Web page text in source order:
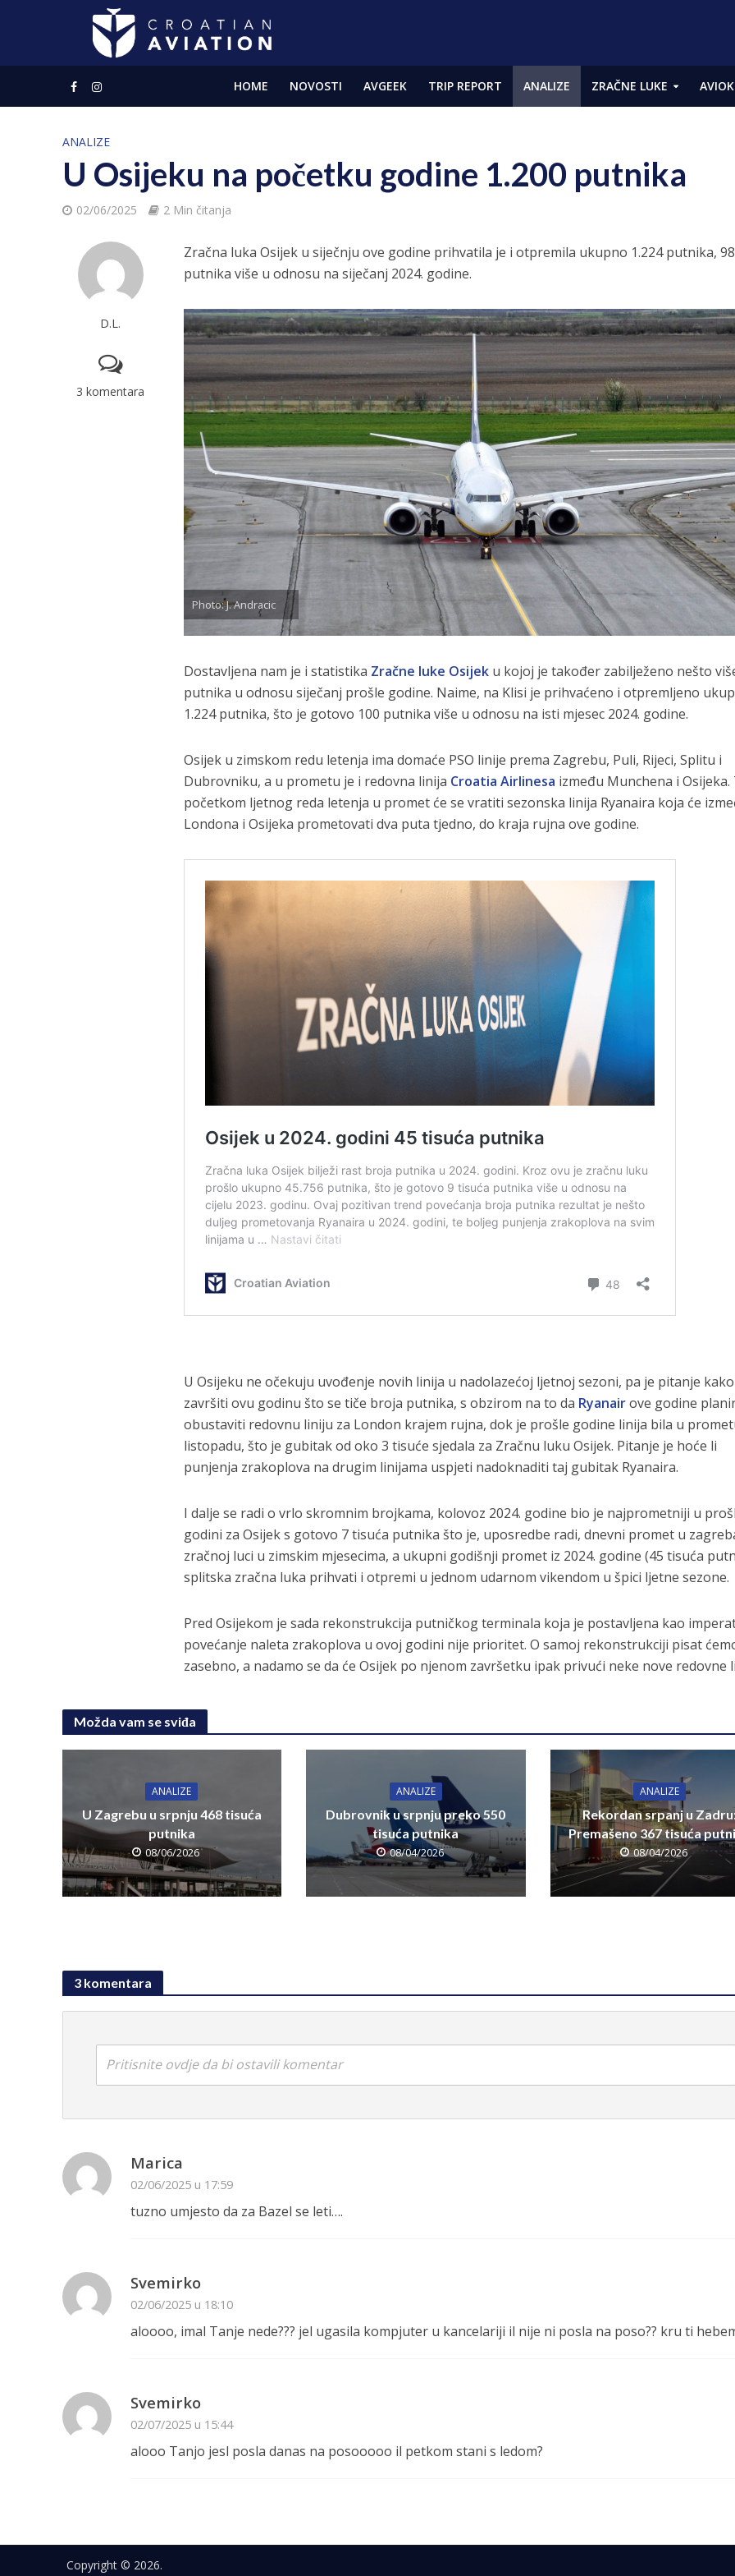
HOME NOVOSTI AVGEEK TRIP REPORT ANALIZE ZRAČNE LUKE
ANALIZE
U Osijeku na početku godine 1.200 putnika
02/06/2025 2 Min čitanja
D.L.
3 komentara
Zračna luka Osijek u siječnju ove godine prihvatila je i otpremila ukupno 1.224 putnika, 98
putnika više u odnosu na siječanj 2024. godine.
Photo: J. Andracic
Dostavljena nam je i statistika Zračne luke Osijek u kojoj je također zabilježeno nešto
putnika u odnosu siječanj prošle godine. Naime, na Klisi je prihvaćeno i otpremljeno
1.224 putnika, što je gotovo 100 putnika više u odnosu na isti mjesec 2024. godine.
Osijek u zimskom redu letenja ima domaće PSO linije prema Zagrebu, Puli, Rijeci, Splitu i
Dubrovniku, a u prometu je i redovna linija Croatia Airlinesa između Munchena i Osijeka.
početkom ljetnog reda letenja u promet će se vratiti sezonska linija Ryanaira koja će
Londona i Osijeka prometovati dva puta tjedno, do kraja rujna ove godine.
U Osijeku ne očekuju uvođenje novih linija u nadolazećoj ljetnoj sezoni, pa je pitanje
završiti ovu godinu što se tiče broja putnika, s obzirom na to da Ryanairove godine
obustaviti redovnu liniju za London krajem rujna, dok je prošle godine linija bila u
listopadu, što je gubitak od oko 3 tisuće sjedala za Zračnu luku Osijek. Pitanje je hoće li
punjenja zrakoplova na drugim linijama uspjeti nadoknaditi taj gubitak Ryanaira.
I dalje se radi o vrlo skromnim brojkama, kolovoz 2024. godine bio je najprometniji u
godini za Osijek s gotovo 7 tisuća putnika što je, uposredbe radi, dnevni promet u
zračnoj luci u zimskim mjesecima, a ukupni godišnji promet iz 2024. godine (45 tisuća
splitska zračna luka prihvati i otpremi u jednom udarnom vikendom u špici ljetne sezone.
Pred Osijekom je sada rekonstrukcija putničkog terminala koja je postavljena kao
povećanje naleta zrakoplova u ovoj godini nije prioritet. O samoj rekonstrukciji pisat
zasebno, a nadamo se da će Osijek po njenom završetku ipak privući neke nove redovne
Možda vam se sviđa
ANALIZE
U Zagrebu u srpnju 468 tisuća
putnika
08/06/2026
ANALIZE
Dubrovnik u srpnju preko 550
tisuća putnika
08/04/2026
ANALIZE
Rekordan srpanj u
Premašeno 367 tisuća
08/04/2026
3 komentara
Pritisnite ovdje da bi ostavili komentar
Marica
02/06/2025 u 17:59
tuzno umjesto da za Bazel se leti….
Svemirko
02/06/2025 u 18:10
aloooo, imal Tanje nede??? jel ugasila kompjuter u kancelariji il nije ni posla na poso?? kru ti
Svemirko
02/07/2025 u 15:44
alooo Tanjo jesl posla danas na posooooo il petkom stani s ledom?
Copyright © 2026.